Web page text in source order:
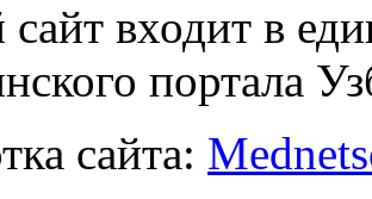
входит в
портала
сайта: